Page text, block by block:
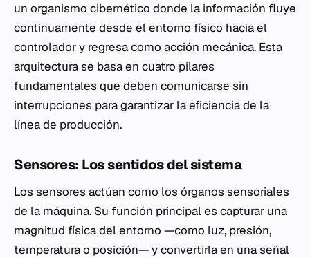
un organismo cibernético donde la información fluye
continuamente desde el entorno físico hacia el
controlador y regresa como acción mecánica. Esta
arquitectura se basa en cuatro pilares
fundamentales que deben comunicarse sin
interrupciones para garantizar la eficiencia de la
línea de producción.
Sensores: Los sentidos del sistema
Los sensores actúan como los órganos sensoriales
de la máquina. Su función principal es capturar una
magnitud física del entorno —como luz, presión,
temperatura o posición— y convertirla en una señal